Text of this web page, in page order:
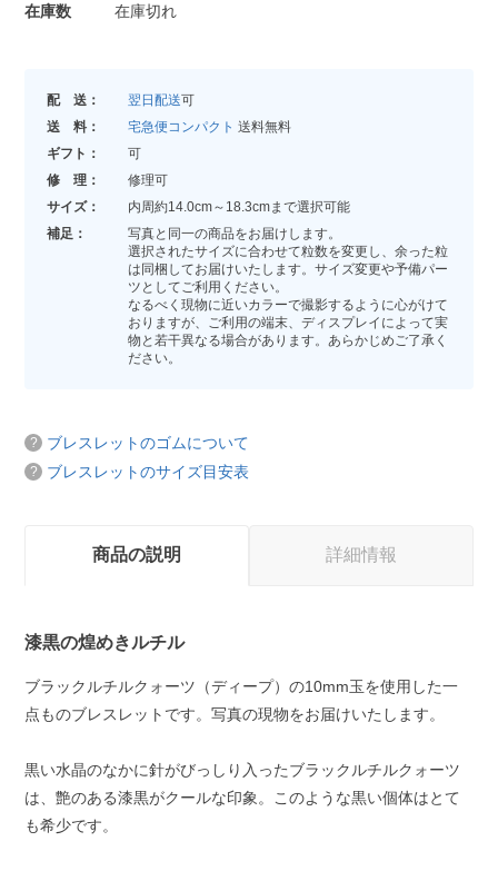
在庫数
在庫切れ
配 送： 翌日配送可
送 料：
宅急便コンパクト 送料無料
ギフト：
可
修 理：
修理可
サイズ：
内周約14.0cm～18.3cmまで選択可能
補足：
写真と同一の商品をお届けします。
選択されたサイズに合わせて粒数を変更し、余った粒
は同梱してお届けいたします。サイズ変更や予備パー
ツとしてご利用ください。
なるべく現物に近いカラーで撮影するように心がけて
おりますが、ご利用の端末、ディスプレイによって実
物と若干異なる場合があります。あらかじめご了承く
ださい。
ブレスレットのゴムについて
ブレスレットのサイズ目安表
商品の説明 詳細情報
漆黒の煌めきルチル
ブラックルチルクォーツ（ディープ）の10mm玉を使用した一
点ものブレスレットです。写真の現物をお届けいたします。
黒い水晶のなかに針がびっしり入ったブラックルチルクォーツ
は、艶のある漆黒がクールな印象。このような黒い個体はとて
も希少です。